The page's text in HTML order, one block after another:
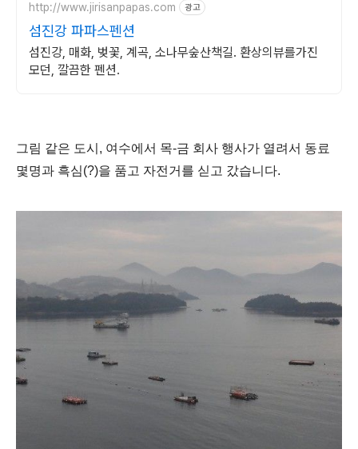
http://www.jirisanpapas.com 광고
섬진강 파파스펜션
섬진강, 매화, 벚꽃, 계곡, 소나무숲산책길. 환상의뷰를가진
모던, 깔끔한 펜션.
그림 같은 도시, 여수에서 목-금 회사 행사가 열려서 동료
몇명과 흑심(?)을 품고 자전거를 싣고 갔습니다.